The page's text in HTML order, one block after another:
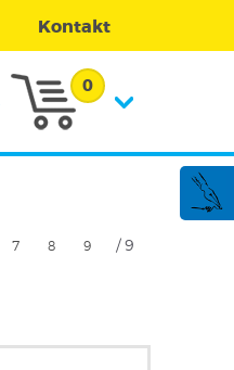
Kontakt
0
7 8 9 / 9